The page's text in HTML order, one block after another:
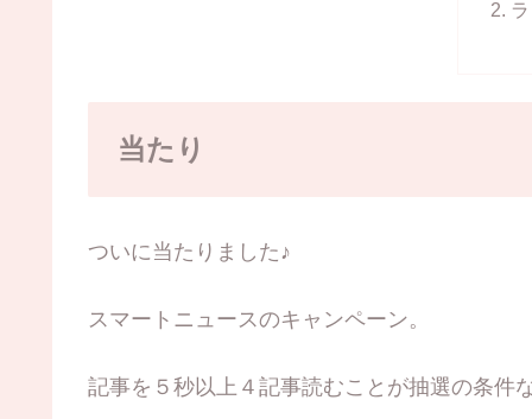
当たり
ついに当たりました♪
スマートニュースのキャンペーン。
記事を５秒以上４記事読むことが抽選の条件